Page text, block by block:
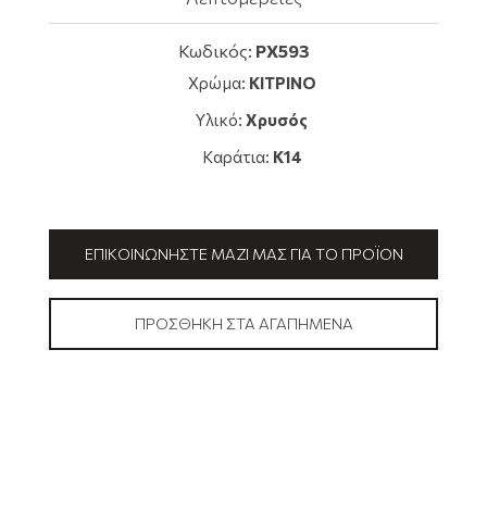
Κωδικός: ΡΧ593
Χρώμα: ΚΙΤΡΙΝΟ
Υλικό: Χρυσός
Καράτια: K14
ΕΠΙΚΟΙΝΩΝΉΣΤΕ ΜΑΖΊ ΜΑΣ ΓΙΑ ΤΟ ΠΡΟΪΌΝ
ΠΡΟΣΘΉΚΗ ΣΤΑ ΑΓΑΠΗΜΈΝΑ